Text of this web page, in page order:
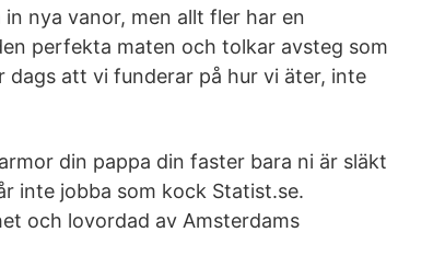
nya vanor, men allt fler har en
perfekta maten och tolkar avsteg som
dags att vi funderar på hur vi äter, inte
din pappa din faster bara ni är släkt
inte jobba som kock Statist.se.
och lovordad av Amsterdams